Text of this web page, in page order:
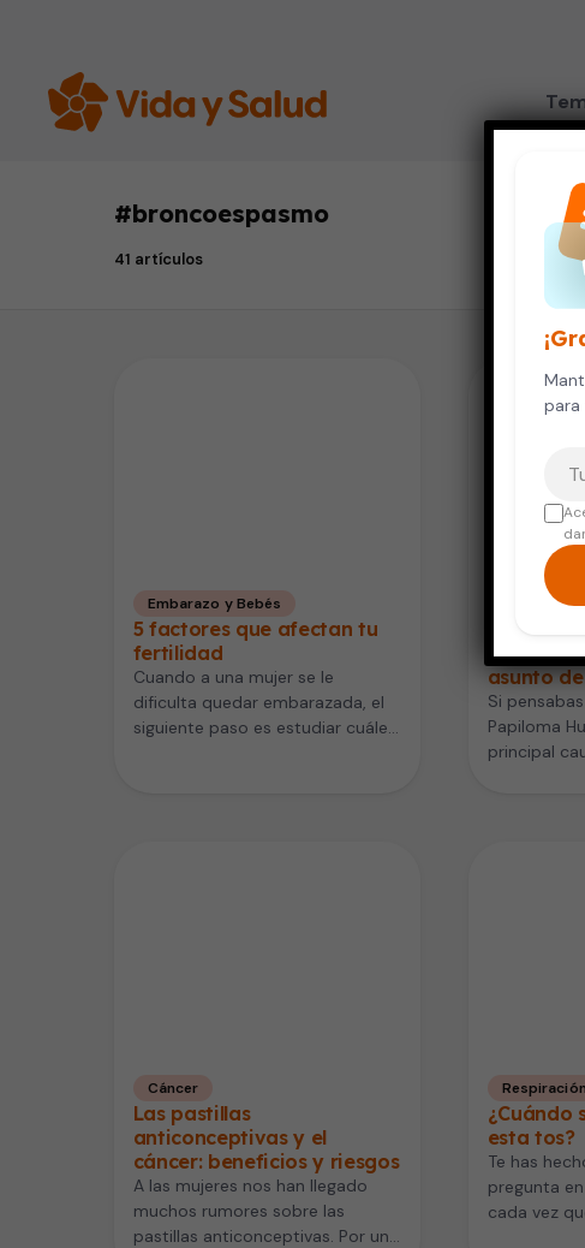
#broncoespasmo
41 artículos
Embarazo y Bebés
5 factores que afectan tu
fertilidad
Cuando a una mujer se le
dificulta quedar embarazada, el
siguiente paso es estudiar cuáles
Salud de
Humano
asunto
Si
Papiloma
principal
Cáncer
Las pastillas
anticonceptivas y el
cáncer: beneficios y riesgos
A las mujeres nos han llegado
muchos rumores sobre las
pastillas anticonceptivas. Por un
¿Cuándo
esta tos?
Te has
pregunta
cada vez
para